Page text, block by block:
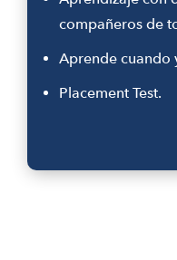
compañeros de
Aprende cuando
Placement Test.